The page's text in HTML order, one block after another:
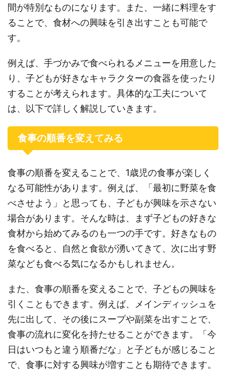
間が特別なものになります。また、一緒に料理をす
ることで、食材への興味を引き出すことも可能で
す。
例えば、手づかみで食べられるメニューを用意した
り、子どもが好きなキャラクターの食器を使ったり
することが考えられます。具体的な工夫について
は、以下で詳しく解説していきます。
食事の順番を変えてみる
食事の順番を変えることで、1歳児の食事が楽しく
なる可能性があります。例えば、「最初に野菜を食
べさせよう」と思っても、子どもが興味を示さない
場合があります。そんな時は、まず子どもの好きな
食材から始めてみるのも一つの手です。好きなもの
を食べると、自然と食欲が湧いてきて、次に出す野
菜なども食べる気になるかもしれません。
また、食事の順番を変えることで、子どもの興味を
引くこともできます。例えば、メインディッシュを
先に出して、その後にスープや副菜を出すことで、
食事の流れに変化を持たせることができます。「今
日はいつもと違う順番だな」と子どもが感じること
で、食事に対する興味が増すことも期待できます。